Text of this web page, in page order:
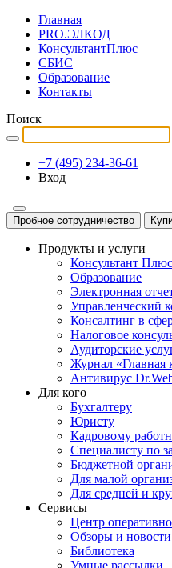
Главная
PRO.ЭЛКОД
КонсультантПлюс
СБИС
Образование
Контакты
Поиск
+7 (495) 234-36-61
Вход
Пробное сотрудничество
Продукты и услуги
Консультант Плюс
Образование
Электронная
Управленческий
Консалтинг в
Налоговое
Аудиторские
Журнал «Главная
Антивирус
Для кого
Бухгалтеру
Юристу
Кадровому
Специалисту по
Бюджетной
Для малой
Для средней и
Сервисы
Центр
Обзоры и новости
Библиотека
Умные рассылки